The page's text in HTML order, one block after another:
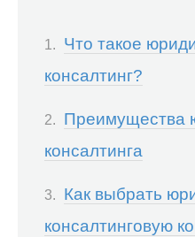
Что такое
консалтинг?
Преимущества
консалтинга
Как выбрать
консалтинговую